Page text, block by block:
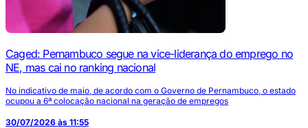
Caged: Pernambuco segue na vice-liderança do emprego no
NE, mas cai no ranking nacional
No indicativo de maio, de acordo com o Governo de Pernambuco, o estado
ocupou a 6ª colocação nacional na geração de empregos
30/07/2026 às 11:55